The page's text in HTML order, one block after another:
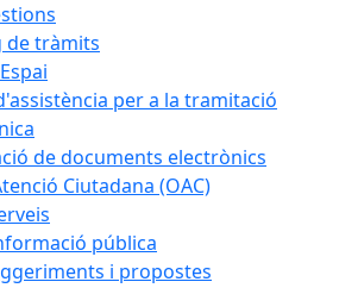
de tràmits
per a la tramitació
de documents electrònics
Ciutadana (OAC)
pública
i propostes